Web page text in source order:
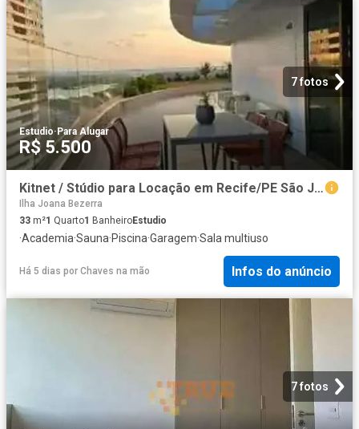
7 fotos
Estudio· Para Alugar
R$ 5.500
Kitnet / Stúdio para Locação em Recife/PE São José 1 Quartos
Ilha Joana Bezerra
33 m²1 Quarto1 BanheiroEstudio
·Academia·Sauna·Piscina·Garagem·Sala multiuso
Há 5 dias por Chaves na mão Infos do anúncio
7 fotos